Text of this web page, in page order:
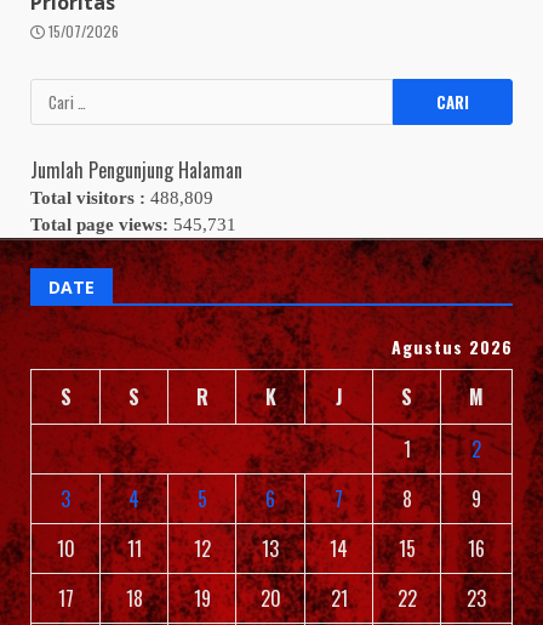
15/07/2026
Cari
untuk:
Jumlah Pengunjung Halaman
Total visitors : 488,809
Total page views: 545,731
DATE
Agustus 2026
S S R K J S
M
1
2
3
4 5 6 7 8
9
10
11 12 13 14 15
16
17
18 19 20 21 22
23